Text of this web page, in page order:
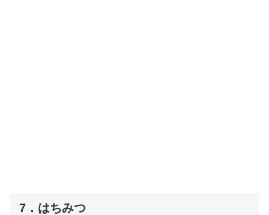
7．はちみつ